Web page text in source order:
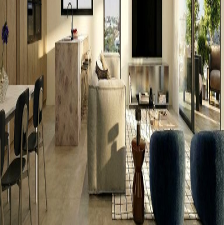
קטגוריה
אזור
פרויקט